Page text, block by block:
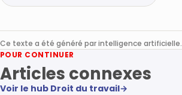
Ce texte a été généré par intelligence artificielle.
POUR CONTINUER
Articles connexes
Voir le hub Droit du travail→